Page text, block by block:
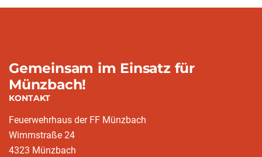
Gemeinsam im Einsatz für
Münzbach!
KONTAKT
Feuerwehrhaus der FF Münzbach
Wimmstraße 24
4323 Münzbach